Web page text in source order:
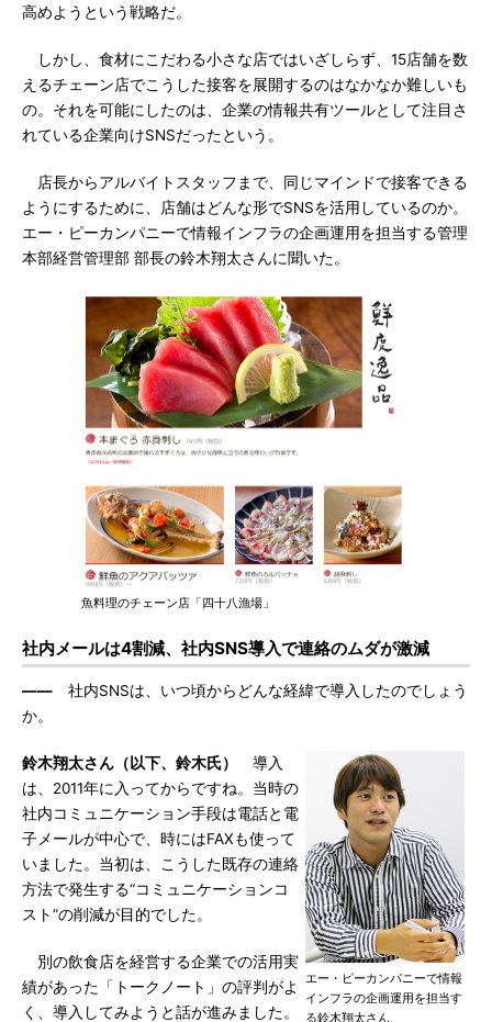
高めようという戦略だ。
しかし、食材にこだわる小さな店ではいざしらず、15店舗を数
えるチェーン店でこうした接客を展開するのはなかなか難しいも
の。それを可能にしたのは、企業の情報共有ツールとして注目さ
れている企業向けSNSだったという。
店長からアルバイトスタッフまで、同じマインドで接客できる
ようにするために、店舗はどんな形でSNSを活用しているのか。
エー・ピーカンパニーで情報インフラの企画運用を担当する管理
本部経営管理部 部長の鈴木翔太さんに聞いた。
魚料理のチェーン店「四十八漁場」
社内メールは4割減、社内SNS導入で連絡のムダが激減
―― 社内SNSは、いつ頃からどんな経緯で導入したのでしょう
か。
エー・ピーカンパニーで情報
インフラの企画運用を担当す
る鈴木翔太さん
鈴木翔太さん（以下、鈴木氏）
導入
は、2011年に入ってからですね。当時の
社内コミュニケーション手段は電話と電
子メールが中心で、時にはFAXも使って
いました。当初は、こうした既存の連絡
方法で発生する“コミュニケーションコ
スト”の削減が目的でした。
別の飲食店を経営する企業での活用実
績があった「トークノート」の評判がよ
く、導入してみようと話が進みました。